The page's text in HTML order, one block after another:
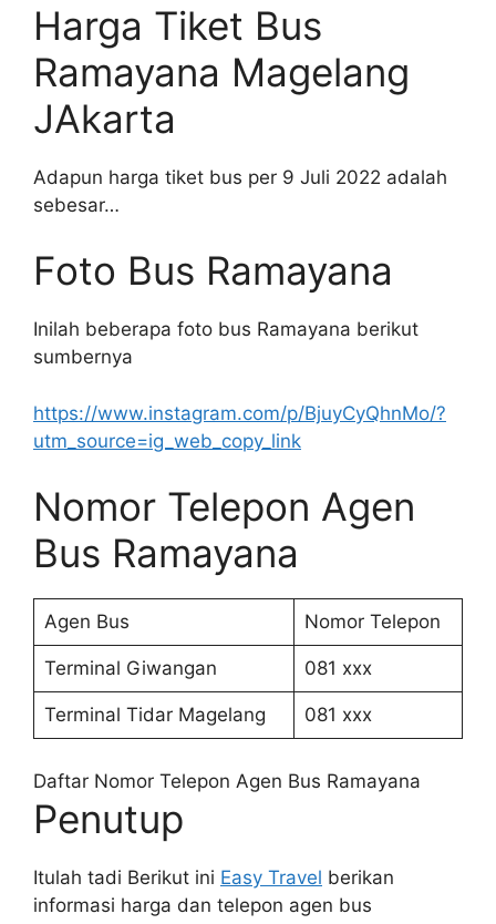
Harga Tiket Bus
Ramayana Magelang
JAkarta
Adapun harga tiket bus per 9 Juli 2022 adalah
sebesar…
Foto Bus Ramayana
Inilah beberapa foto bus Ramayana berikut
sumbernya
https://www.instagram.com/p/BjuyCyQhnMo/?
utm_source=ig_web_copy_link
Nomor Telepon Agen
Bus Ramayana
Agen Bus Nomor Telepon
Terminal Giwangan 081 xxx
Terminal Tidar Magelang 081 xxx
Daftar Nomor Telepon Agen Bus Ramayana
Penutup
Itulah tadi Berikut ini Easy Travel berikan
informasi harga dan telepon agen bus